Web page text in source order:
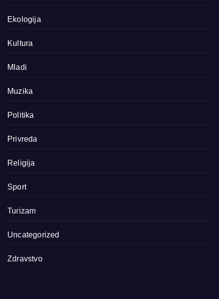
Ekologija
Kultura
Mladi
Muzika
Politika
Privreda
Religija
Sport
Turizam
Uncategorized
Zdravstvo